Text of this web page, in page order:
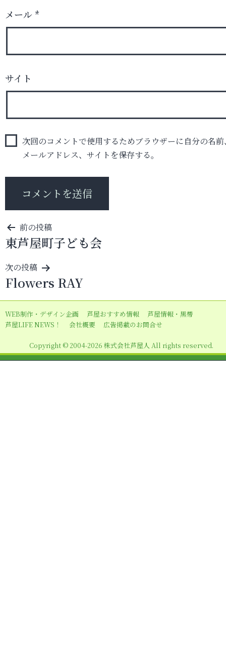
メール *
サイト
次回のコメントで使用するためブラウザーに自分の名前
メールアドレス、サイトを保存する。
投
稿
ナ
ビ
ゲ
ー
シ
ン
前の投稿
東芦屋町子ども会
次の投稿
Flowers RAY
WEB制作・デザイン企画 芦屋おすすめ情報
芦屋情報・黒帯
芦屋LIFE NEWS！
会社概要 広告掲載のお問合せ
Copyright © 2004-2026 株式会社芦屋人 All rights reserved.